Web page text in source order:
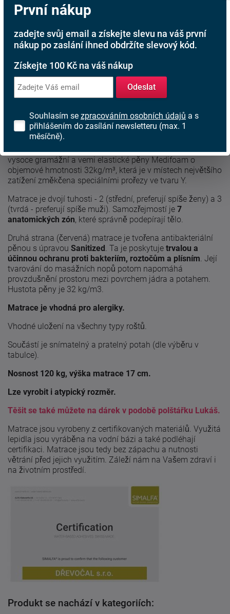
Při nákupu nad 6 000 Kč
Rádi poradíme s výběrem
Najděte vhodnou matraci
Rodinná firma
S tradicí od roku 1991
Popis produktu
vysoce gramážní a vemi elastické pěny Medifoam o
objemové hmotnosti 32kg/m³, která je v místech největšího
zatížení změkčena speciálními prořezy ve tvaru Y.
Matrace je dvojí tuhosti - 2 (střední, preferují spíše ženy) a 3
(tvrdá - preferují spíše muži). Samozřejmostí je 7
anatomických zón, které správně podepírají tělo.
Druhá strana (červená) matrace je tvořena antibakteriální
pěnou s úpravou Sanitized . Ta je poskytuje trvalou a
účinnou ochranu proti bakteriím, roztočům a plísním . Její
tvarování do masážních nopů potom napomáhá
provzdušnění prostoru mezi povrchem jádra a potahem.
Hustota pěny je 32 kg/m3.
Matrace je vhodná pro alergiky.
Vhodné uložení na všechny typy roštů.
Součástí je snímatelný a pratelný potah (dle výběru v
tabulce).
Nosnost 120 kg, výška matrace 17 cm.
Lze vyrobit i atypický rozměr.
Těšit se také můžete na dárek v podobě polštářku Lukáš.
Matrace jsou vyrobeny z certifikovaných materiálů. Využitá
lepidla jsou vyráběna na vodní bázi a také podléhají
certifikaci. Matrace jsou tedy bez zápachu a nutnosti
větrání před jejich využitím. Záleží nám na Vašem zdraví i
na životním prostředí.
Produkt se nachází v kategoriích:
První nákup
zadejte svůj email a získejte slevu na váš první
nákup po zaslání ihned obdržíte slevový kód.
Získejte 100 Kč na váš nákup
Odeslat
Souhlasím se zpracováním osobních údajů a s
přihlášením do zasílání newsletteru (max. 1
měsíčně).